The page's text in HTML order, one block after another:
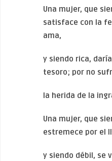
Una mujer, que
satisface con la
ama,
y siendo rica,
tesoro; por no
la herida de la
Una mujer, que
estremece por el
y siendo débil, se